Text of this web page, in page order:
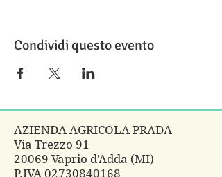
Condividi questo evento
AZIENDA AGRICOLA PRADA
Via Trezzo 91
20069 Vaprio d'Adda (MI)
P.IVA 02730840168